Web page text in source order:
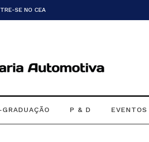
SE NO CEA
GRADUAÇÃO P & D EVENTOS